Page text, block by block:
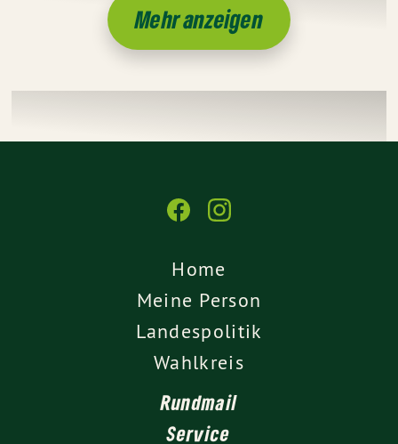
Mehr anzeigen
Home
Meine Person
Landespolitik
Wahlkreis
Rundmail
Service